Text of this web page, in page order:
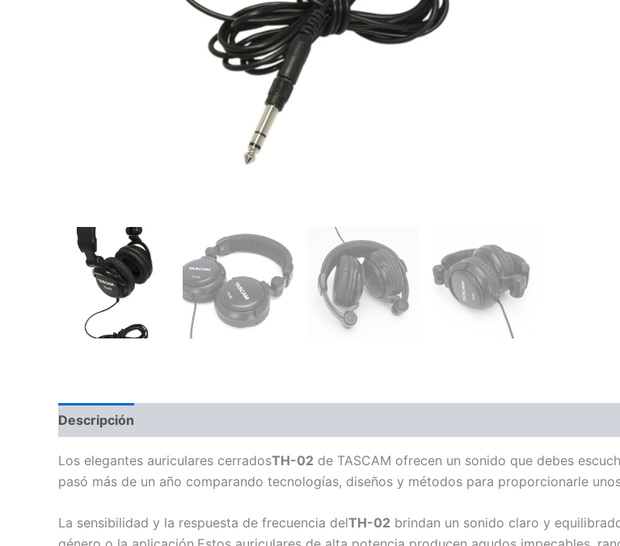
Descripción
Los elegantes auriculares cerradosTH-02 de TASCAM ofrecen un sonido que debes
pasó más de un año comparando tecnologías, diseños y métodos para proporcionarle
La sensibilidad y la respuesta de frecuencia delTH-02 brindan un sonido claro y